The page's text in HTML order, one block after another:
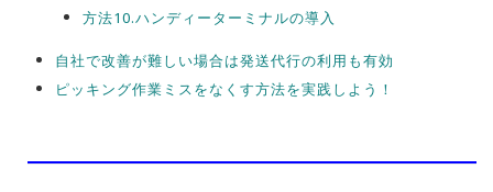
方法10.ハンディーターミナルの導入
自社で改善が難しい場合は発送代行の利用も有効
ピッキング作業ミスをなくす方法を実践しよう！